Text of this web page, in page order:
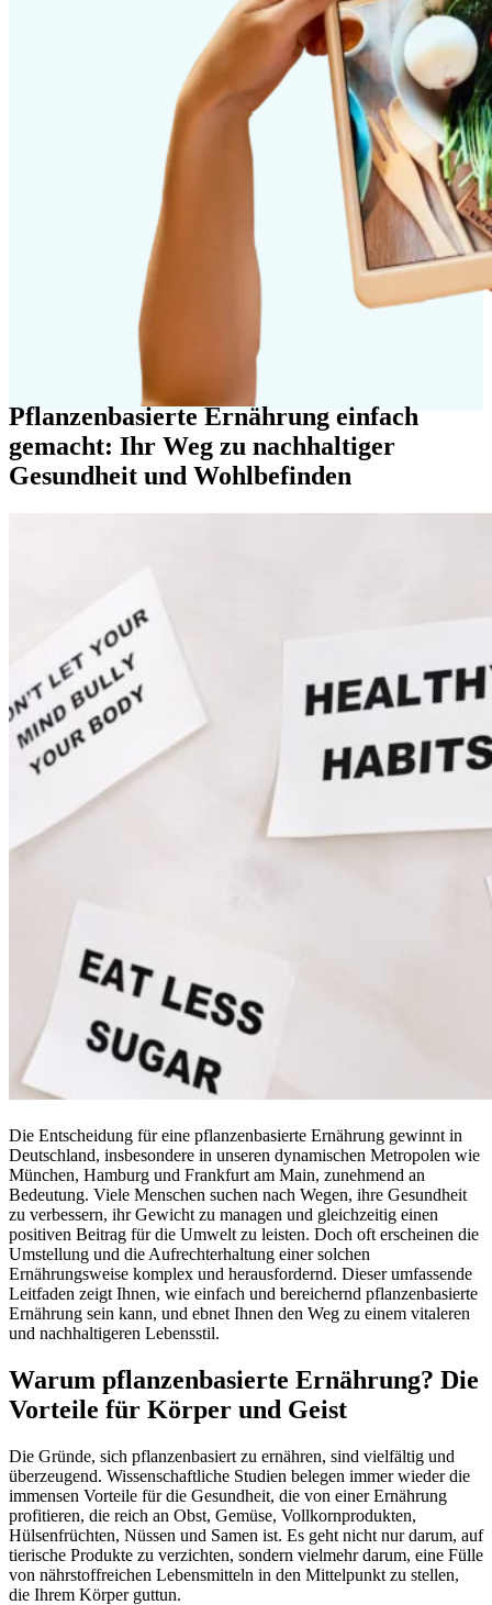
Pflanzenbasierte Ernährung einfach
gemacht: Ihr Weg zu nachhaltiger
Gesundheit und Wohlbefinden
Die Entscheidung für eine pflanzenbasierte Ernährung gewinnt in
Deutschland, insbesondere in unseren dynamischen Metropolen wie
München, Hamburg und Frankfurt am Main, zunehmend an
Bedeutung. Viele Menschen suchen nach Wegen, ihre Gesundheit
zu verbessern, ihr Gewicht zu managen und gleichzeitig einen
positiven Beitrag für die Umwelt zu leisten. Doch oft erscheinen die
Umstellung und die Aufrechterhaltung einer solchen
Ernährungsweise komplex und herausfordernd. Dieser umfassende
Leitfaden zeigt Ihnen, wie einfach und bereichernd pflanzenbasierte
Ernährung sein kann, und ebnet Ihnen den Weg zu einem vitaleren
und nachhaltigeren Lebensstil.
Warum pflanzenbasierte Ernährung? Die
Vorteile für Körper und Geist
Die Gründe, sich pflanzenbasiert zu ernähren, sind vielfältig und
überzeugend. Wissenschaftliche Studien belegen immer wieder die
immensen Vorteile für die Gesundheit, die von einer Ernährung
profitieren, die reich an Obst, Gemüse, Vollkornprodukten,
Hülsenfrüchten, Nüssen und Samen ist. Es geht nicht nur darum, auf
tierische Produkte zu verzichten, sondern vielmehr darum, eine Fülle
von nährstoffreichen Lebensmitteln in den Mittelpunkt zu stellen,
die Ihrem Körper guttun.